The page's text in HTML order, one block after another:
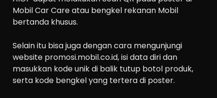
Mobil Car Care atau bengkel rekanan Mobil
bertanda khusus.
Selain itu bisa juga dengan cara mengunjungi
website promosi.mobil.co.id, isi data diri dan
masukkan kode unik di balik tutup botol produk,
serta kode bengkel yang tertera di poster.